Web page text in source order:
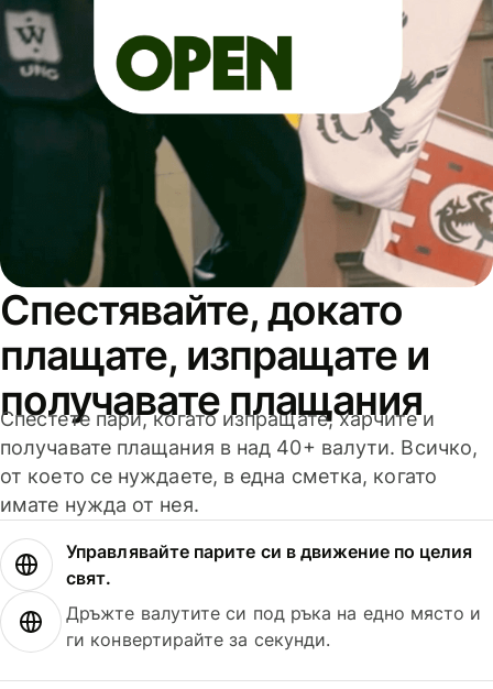
Спестявайте, докато
плащате, изпращате и
получавате плащания
Спестете пари, когато изпращате, харчите и
получавате плащания в над 40+ валути. Всичко,
от което се нуждаете, в една сметка, когато
имате нужда от нея.
Управлявайте парите си в движение по целия
свят.
Дръжте валутите си под ръка на едно място и
ги конвертирайте за секунди.